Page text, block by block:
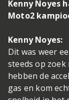
Kenny Noyes
Moto2
Kenny Noyes:
Dit was weer
steeds op
hebben de
gas en kom